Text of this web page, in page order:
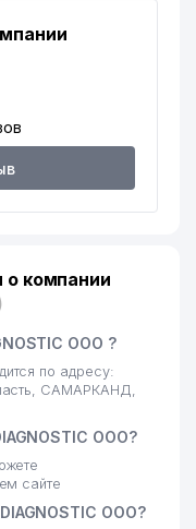
компании
ООО ?
по адресу:
САМАРКАНД,
ООО?
сайте
ООО?